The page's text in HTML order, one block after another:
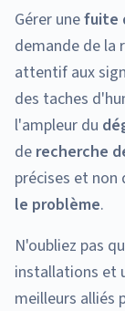
Gérer unefuite
demande de la
attentif aux
des taches
l'ampleur du
de recherche
précises et
le problème.
N'oubliez pas
installations et
meilleurs alliés